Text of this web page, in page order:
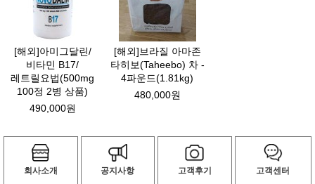
[해외]아미그달린/
비타민 B17/
레트릴요법(500mg
100정 2병 상품)
490,000원
[해외]브라질 아마존
타히보(Taheebo) 차 -
4파운드(1.81kg)
480,000원
회사소개 공지사항 고객후기 고객센터